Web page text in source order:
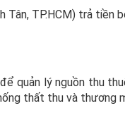
Tân, TP.HCM) trả tiền
quản lý nguồn thu
thất thu và thương